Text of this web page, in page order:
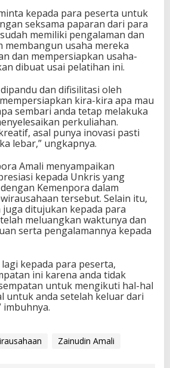
kepada para peserta untuk
seksama paparan dari para
memiliki pengalaman dan
membangun usaha mereka
dan mempersiapkan usaha-
dibuat usai pelatihan ini.
dan difisilitasi oleh
kira-kira apa mau
sembari anda tetap melakuka
perkuliahan.
asal punya inovasi pasti
lebar,” ungkapnya.
Amali menyampaikan
kepada Unkris yang
Kemenpora dalam
tersebut. Selain itu,
ditujukan kepada para
meluangkan waktunya dan
serta pengalamannya kepada
lagi kepada para peserta,
ini karena anda tidak
untuk mengikuti hal-hal
untuk anda setelah keluar dari
Zainudin Amali